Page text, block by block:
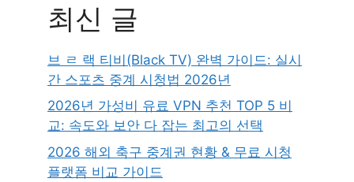
최신 글
브 ㄹ 랙 티비(Black TV) 완벽 가이드: 실시
간 스포츠 중계 시청법 2026년
2026년 가성비 유료 VPN 추천 TOP 5 비
교: 속도와 보안 다 잡는 최고의 선택
2026 해외 축구 중계권 현황 & 무료 시청
플랫폼 비교 가이드